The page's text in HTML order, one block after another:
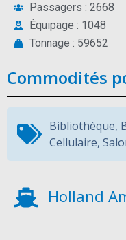
Passagers : 2668
Équipage : 1048
Tonnage : 59652
Commodités
Bibliothèque,
Cellulaire,
Holland